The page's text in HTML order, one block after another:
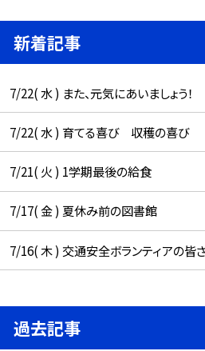
新着記事
7/22( 水 ) また、元気にあいましょう！
7/22( 水 ) 育てる喜び 収穫の喜び
7/21( 火 ) 1学期最後の給食
7/17( 金 ) 夏休み前の図書館
7/16( 木 ) 交通安全ボランティアの
過去記事